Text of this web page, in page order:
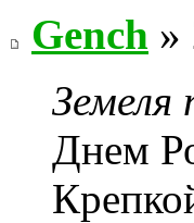
Gench »
Земеля
Днем